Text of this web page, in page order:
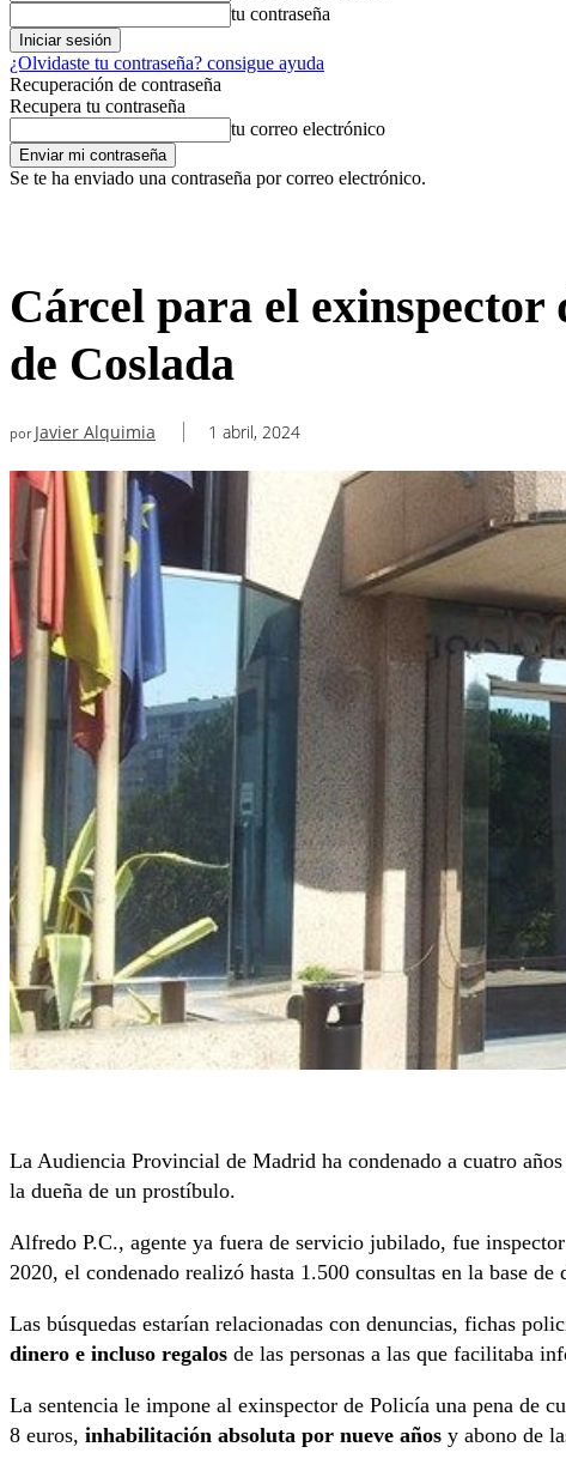
tu contraseña
¿Olvidaste tu contraseña? consigue ayuda
Recuperación de contraseña
Recupera tu contraseña
tu correo electrónico
Se te ha enviado una contraseña por correo electrónico.
Cárcel para el
de Coslada
por Javier Alquimia 1 abril, 2024
La Audiencia Provincial de Madrid ha condenado a cuatro
la dueña de un prostíbulo.
Alfredo P.C., agente ya fuera de servicio jubilado, fue
2020, el condenado realizó hasta 1.500 consultas en la base
Las búsquedas estarían relacionadas con denuncias, fichas
dinero e incluso regalos de las personas a las que facilitaba
La sentencia le impone al exinspector de Policía una pena de
8 euros, inhabilitación absoluta por nueve años y abono de